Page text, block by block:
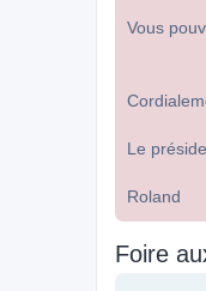
Vous
Le
Roland
Foire